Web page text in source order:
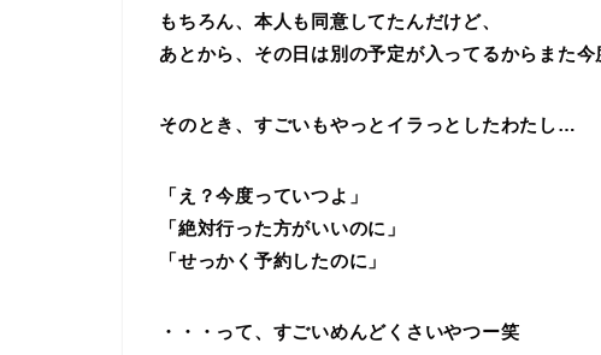
もちろん、本人も同意してたんだけど、
あとから、その日は別の予定が入ってるからまた
そのとき、すごいもやっとイラっとしたわたし…
「え？今度っていつよ」
「絶対行った方がいいのに」
「せっかく予約したのに」
・・・って、すごいめんどくさいやつー笑